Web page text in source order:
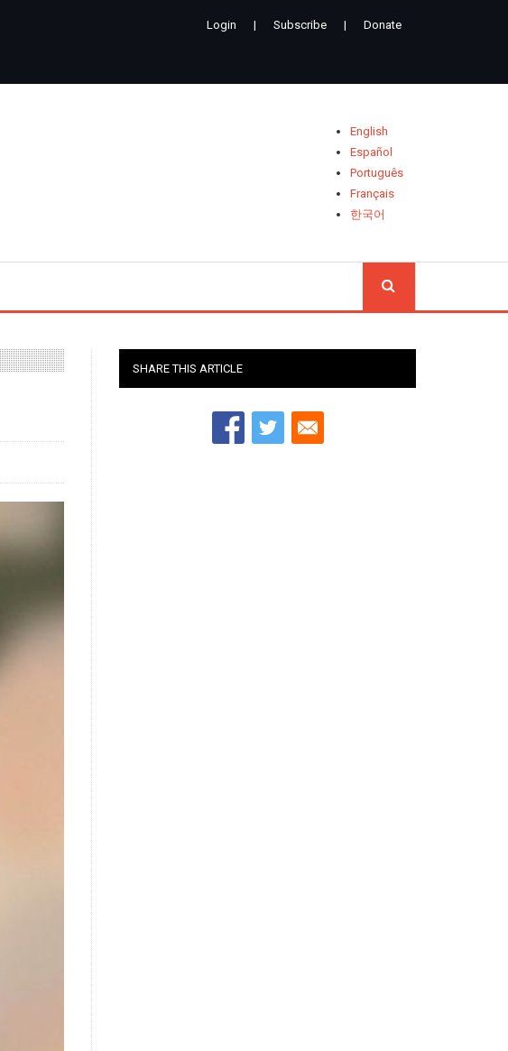
Login | Subscribe | Donate
English
Español
Português
Français
한국어
SHARE THIS ARTICLE